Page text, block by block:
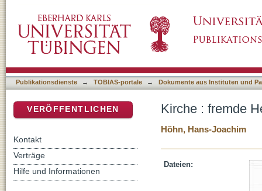
Publikationsdienste → TOBIAS-portale → Dokumente aus Instituten und
Kirche : fremde
Höhn, Hans-Joachim
Dateien:
VERÖFFENTLICHEN
Kontakt
Verträge
Hilfe und Informationen